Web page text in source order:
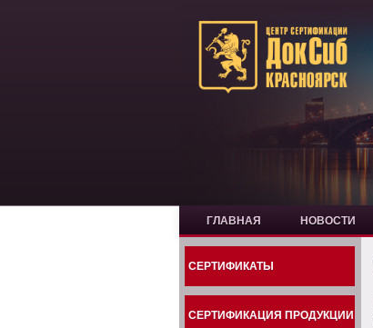
ГЛАВНАЯ НОВОСТИ
СЕРТИФИКАТЫ
СЕРТИФИКАЦИЯ ПРОДУКЦИИ